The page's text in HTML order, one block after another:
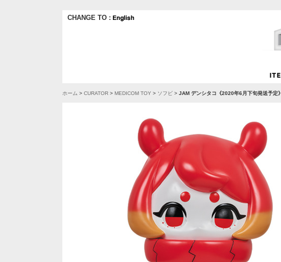
CHANGE TO :
ホーム > CURATOR > MEDICOM TOY > ソフビ > JAM デンシタコ《2020年6月下旬発送予定》